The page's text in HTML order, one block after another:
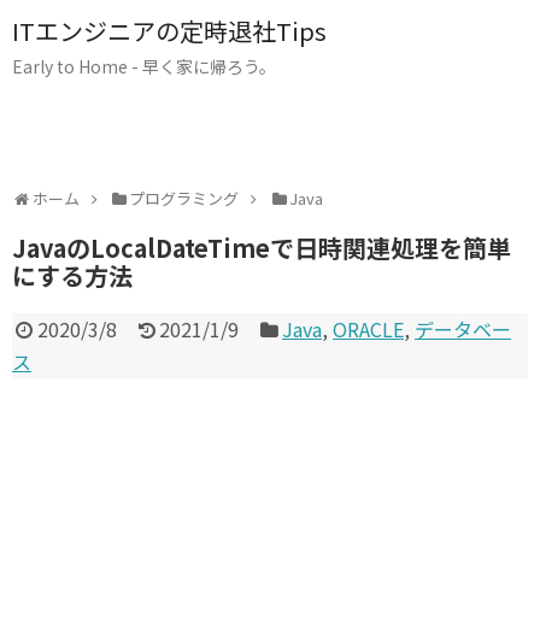
ITエンジニアの定時退社Tips
Early to Home - 早く家に帰ろう。
ホーム プログラミング Java
JavaのLocalDateTimeで日時関連処理を簡単
にする方法
2020/3/8 2021/1/9 Java,ORACLE, データベー
ス